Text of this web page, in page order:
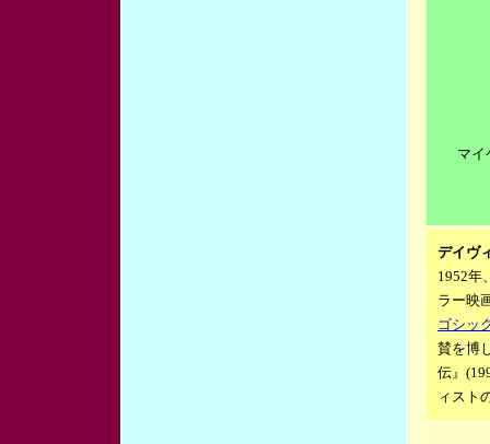
マイ
デイヴ
1952年
ラー映
ゴシッ
賛を博
伝』
ィスト